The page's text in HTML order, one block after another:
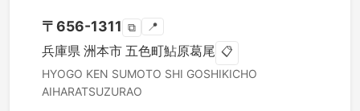
〒656-1311 ⧉ 📍
兵庫県 洲本市 五色町鮎原葛尾 📋
HYOGO KEN SUMOTO SHI GOSHIKICHO
AIHARATSUZURAO